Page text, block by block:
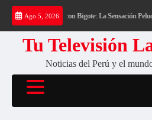
Saltar
contenido
Ago 5, 2026
«¡Azzy, el Can con Bigote: La Sensación Peluda
Tu Televisión
Noticias del Perú y el